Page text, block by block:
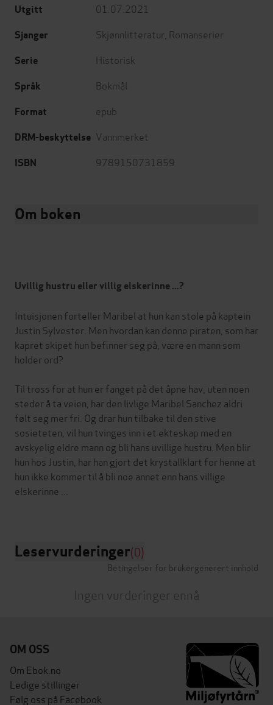
Utgitt 01.07.2021
Sjanger Skjønnlitteratur Romanserier
Serie Historisk
Språk Bokmål
Format epub
DRM-beskyttelse Vannmerket
ISBN 9789150731859
Om boken
Uvillig hustru eller villig elskerinne ...?
Intuisjonen forteller Maribel at hun kan stole på kaptein
Justin Sylvester. Men hvordan kan denne piraten, som har
kapret skipet hun befinner seg på, være en mann som
holder ord?
Til tross for at hun er fanget på det åpne hav, uten noen
steder å ta veien, har den livlige Maribel Sanchez aldri
følt seg mer fri. Og drar hun tilbake til den stive
sosieteten, vil hun tvinges inn i et ekteskap med en
avskyelig eldre mann og bli hans uvillige hustru. Men blir
hun hos Justin, har han gjort det krystallklart for henne at
hun ikke kommer til å bli noe annet enn hans villige
elskerinne ...
Leservurderinger(0)
Betingelser for brukergenerert innhold
Ingen vurderinger ennå
OM OSS
Om Ebok.no
Ledige stillinger
Følg oss på Facebook